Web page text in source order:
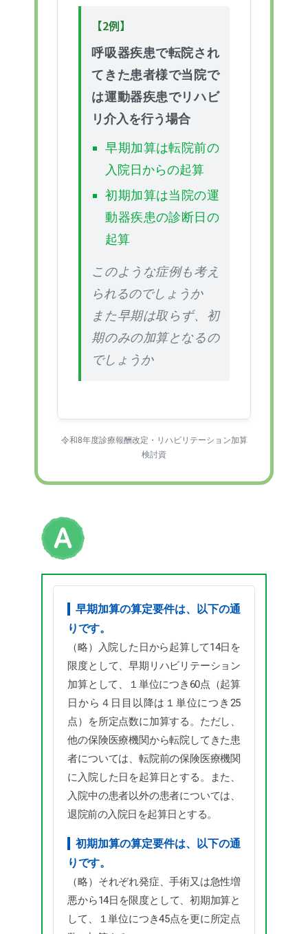
【2例】
呼吸器疾患で転院され
てきた患者様で当院で
は運動器疾患でリハビ
リ介入を行う場合
早期加算は転院前の
入院日からの起算
初期加算は当院の運
動器疾患の診断日の
起算
このような症例も考え
られるのでしょうか
また早期は取らず、初
期のみの加算となるの
でしょうか
令和8年度診療報酬改定・リハビリテーション加算
検討資
早期加算の算定要件は、以下の通
りです。
（略）入院した日から起算して14日を
限度として、早期リハビリテーション
加算として、１単位につき60点（起算
日から４日目以降は１単位につき25
点）を所定点数に加算する。ただし、
他の保険医療機関から転院してきた患
者については、転院前の保険医療機関
に入院した日を起算日とする。また、
入院中の患者以外の患者については、
退院前の入院日を起算日とする。
初期加算の算定要件は、以下の通
りです。
（略）それぞれ発症、手術又は急性増
悪から14日を限度として、初期加算と
して、１単位につき45点を更に所定点